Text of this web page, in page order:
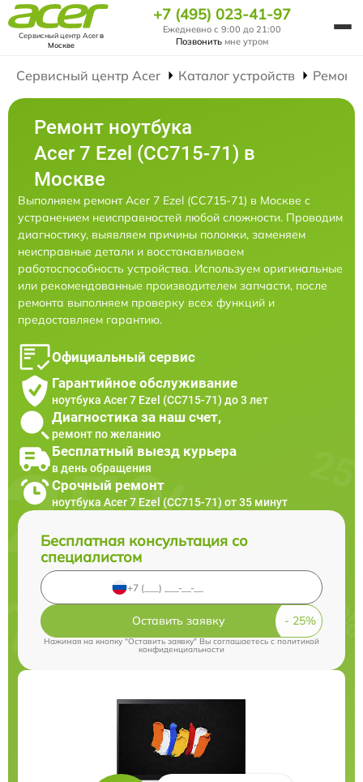
Сервисный центр Acerв
Москве
+7 (495) 023-41-97
Ежедневно с 9:00 до 21:00
Позвонить мне утром
Сервисный центр Acer Каталог устройств Ремонт
Ремонт ноутбука
Acer 7 Ezel (CC715-71) в
Москве
Выполняем ремонт Acer 7 Ezel (CC715-71) в Москве с
устранением неисправностей любой сложности. Проводим
диагностику, выявляем причины поломки, заменяем
неисправные детали и восстанавливаем
работоспособность устройства. Используем оригинальные
или рекомендованные производителем запчасти, после
ремонта выполняем проверку всех функций и
предоставляем гарантию.
Официальный сервис
Гарантийное обслуживание
ноутбука Acer 7 Ezel (CC715-71) до 3 лет
Диагностика за наш счет,
ремонт по желанию
Бесплатный выезд курьера
в день обращения
Срочный ремонт
ноутбука Acer 7 Ezel (CC715-71) от 35 минут
Бесплатная консультация со
специалистом
Оставить заявку
Нажимая на кнопку "Оставить заявку" Вы соглашаетесь cполитикой
конфиденциальности